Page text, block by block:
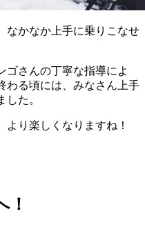
なかなか上手に乗りこなせ
ゴさんの丁寧な指導によ
わる頃には、みなさん上手
た。
り楽しくなりますね！
！